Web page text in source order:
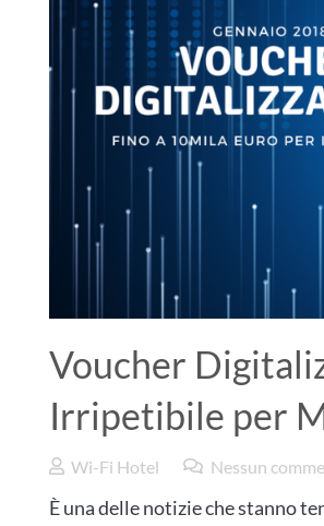
Voucher
Irripetibile per
Wi-Fi Hotel Nessun
È una delle notizie che stanno